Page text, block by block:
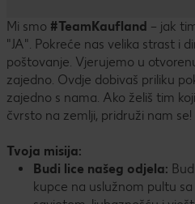
Mi smo #TeamKaufland – jak
"JA". Pokreće nas velika strast i
poštovanje. Vjerujemo u
zajedno. Ovdje dobivaš priliku
zajedno s nama. Ako želiš tim
čvrsto na zemlji, pridruži nam se!
Tvoja misija:
Budi lice našeg odjela:
kupce na uslužnom pultu